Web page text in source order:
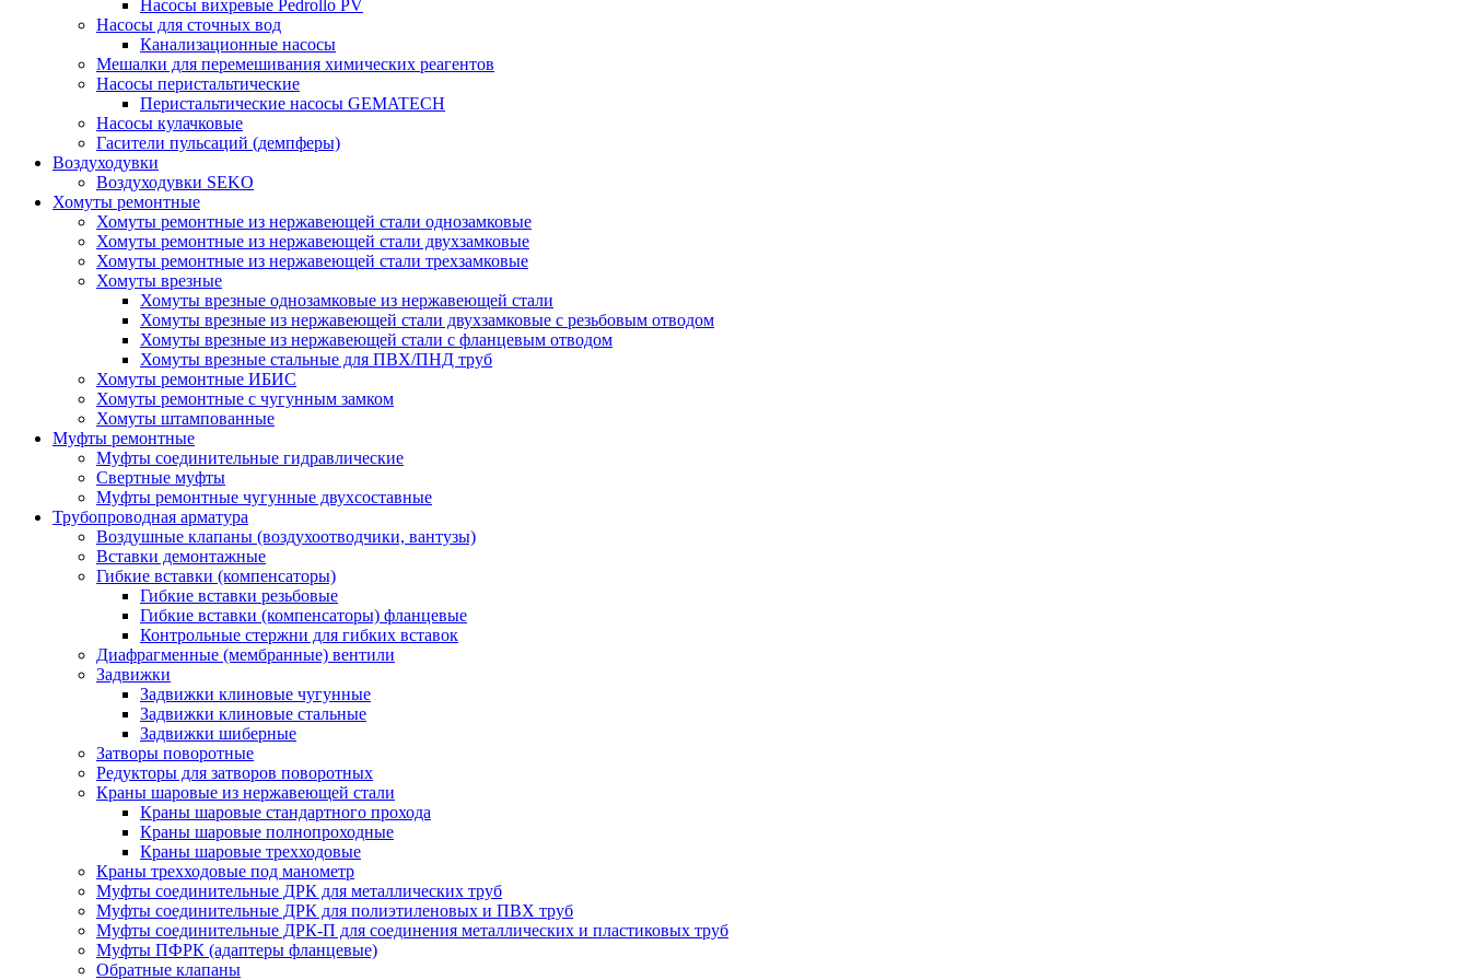
Насосы вихревые Pedrollo PV
Насосы для сточных вод
Канализационные насосы
Мешалки для перемешивания химических реагентов
Насосы перистальтические
Перистальтические насосы GEMATECH
Насосы кулачковые
Гасители пульсаций (демпферы)
Воздуходувки
Воздуходувки SEKO
Хомуты ремонтные
Хомуты ремонтные из нержавеющей стали однозамковые
Хомуты ремонтные из нержавеющей стали двухзамковые
Хомуты ремонтные из нержавеющей стали трехзамковые
Хомуты врезные
Хомуты врезные однозамковые из нержавеющей стали
Хомуты врезные из нержавеющей стали двухзамковые с резьбовым отводом
Хомуты врезные из нержавеющей стали с фланцевым отводом
Хомуты врезные стальные для ПВХ/ПНД труб
Хомуты ремонтные ИБИС
Хомуты ремонтные с чугунным замком
Хомуты штампованные
Муфты ремонтные
Муфты соединительные гидравлические
Свертные муфты
Муфты ремонтные чугунные двухсоставные
Трубопроводная арматура
Воздушные клапаны (воздухоотводчики, вантузы)
Вставки демонтажные
Гибкие вставки (компенсаторы)
Гибкие вставки резьбовые
Гибкие вставки (компенсаторы) фланцевые
Контрольные стержни для гибких вставок
Диафрагменные (мембранные) вентили
Задвижки
Задвижки клиновые чугунные
Задвижки клиновые стальные
Задвижки шиберные
Затворы поворотные
Редукторы для затворов поворотных
Краны шаровые из нержавеющей стали
Краны шаровые стандартного прохода
Краны шаровые полнопроходные
Краны шаровые трехходовые
Краны трехходовые под манометр
Муфты соединительные ДРК для металлических труб
Муфты соединительные ДРК для полиэтиленовых и ПВХ труб
Муфты соединительные ДРК-П для соединения металлических и пластиковых труб
Муфты ПФРК (адаптеры фланцевые)
Обратные клапаны